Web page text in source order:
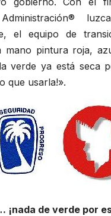
Administración®
el equipo de
mano pintura roja,
verde ya está seca
que usarla!».
¡nada de verde por